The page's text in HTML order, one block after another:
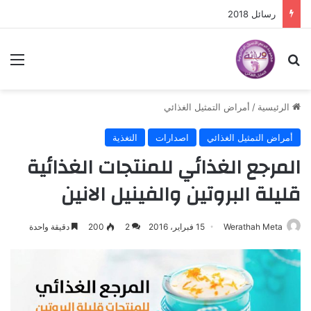
رسائل 2018
بحث عن
الرئيسية / أمراض التمثيل الغذائي
أمراض التمثيل الغذائي اصدارات التغذية
المرجع الغذائي للمنتجات الغذائية
قليلة البروتين والفينيل الانين
Werathah Meta 15 فبراير، 2016 2
200 دقيقة واحدة